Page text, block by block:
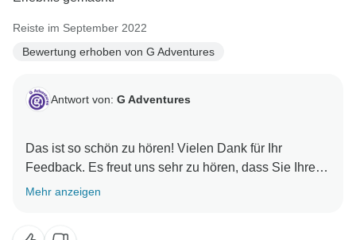
Reiste im September 2022
Bewertung erhoben von G Adventures
Antwort von: G Adventures
Das ist so schön zu hören! Vielen Dank für Ihr
Feedback. Es freut uns sehr zu hören, dass Sie Ihre
Mehr anzeigen